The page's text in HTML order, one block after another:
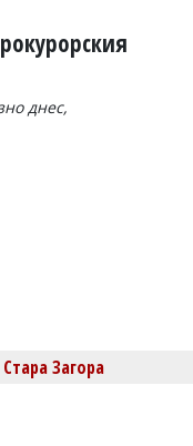
днес,
Стара Загора